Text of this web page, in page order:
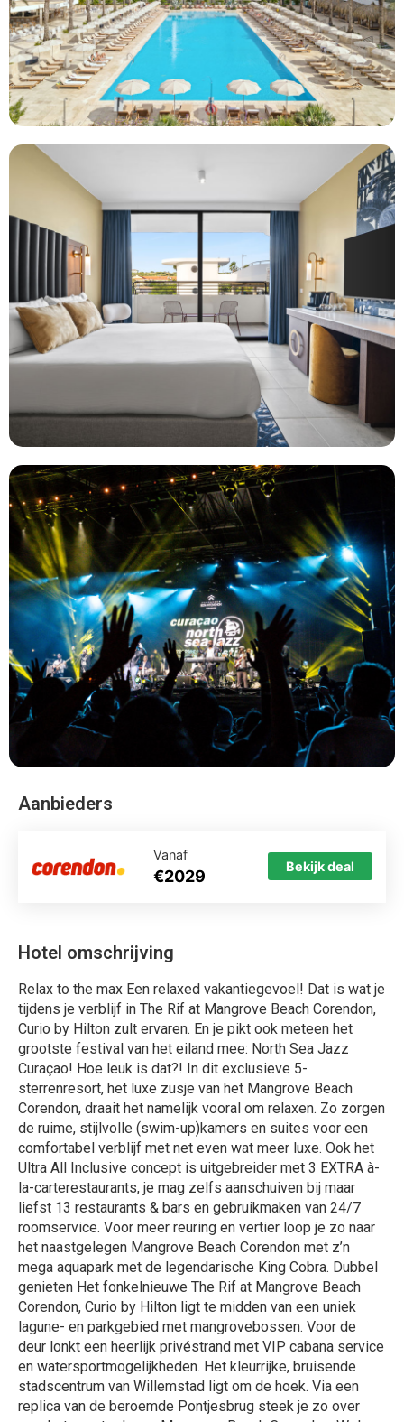
Hotel omschrijving
Relax to the max Een relaxed vakantiegevoel! Dat is wat je
tijdens je verblijf in The Rif at Mangrove Beach Corendon,
Curio by Hilton zult ervaren. En je pikt ook meteen het
grootste festival van het eiland mee: North Sea Jazz
Curaçao! Hoe leuk is dat?! In dit exclusieve 5-
sterrenresort, het luxe zusje van het Mangrove Beach
Corendon, draait het namelijk vooral om relaxen. Zo zorgen
de ruime, stijlvolle (swim-up)kamers en suites voor een
comfortabel verblijf met net even wat meer luxe. Ook het
Ultra All Inclusive concept is uitgebreider met 3 EXTRA à-
la-carterestaurants, je mag zelfs aanschuiven bij maar
liefst 13 restaurants & bars en gebruikmaken van 24/7
roomservice. Voor meer reuring en vertier loop je zo naar
het naastgelegen Mangrove Beach Corendon met z’n
mega aquapark met de legendarische King Cobra. Dubbel
genieten Het fonkelnieuwe The Rif at Mangrove Beach
Corendon, Curio by Hilton ligt te midden van een uniek
lagune- en parkgebied met mangrovebossen. Voor de
deur lonkt een heerlijk privéstrand met VIP cabana service
en watersportmogelijkheden. Het kleurrijke, bruisende
stadscentrum van Willemstad ligt om de hoek. Via een
replica van de beroemde Pontjesbrug steek je zo over
Aanbieders
Vanaf
€2029 Bekijk deal